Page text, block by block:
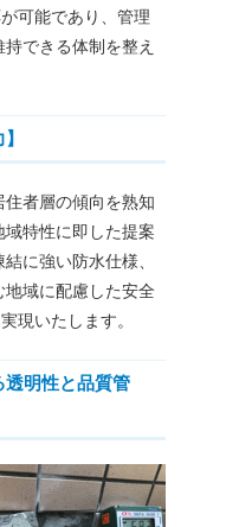
可能であり、管理
できる体制を整え
者層の傾向を熟知
域特性に即した提案
に強い防水仕様、
域に配慮した安全
現いたします。
透明性と品質管